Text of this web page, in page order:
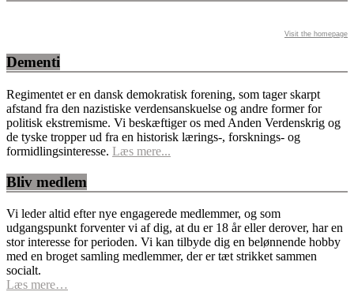
Visit the homepage
Dementi
Regimentet er en dansk demokratisk forening, som tager skarpt
afstand fra den nazistiske verdensanskuelse og andre former for
politisk ekstremisme. Vi beskæftiger os med Anden Verdenskrig og
de tyske tropper ud fra en historisk lærings-, forsknings- og
formidlingsinteresse. Læs mere...
Bliv medlem
Vi leder altid efter nye engagerede medlemmer, og som
udgangspunkt forventer vi af dig, at du er 18 år eller derover, har en
stor interesse for perioden. Vi kan tilbyde dig en belønnende hobby
med en broget samling medlemmer, der er tæt strikket sammen
socialt.
Læs mere…